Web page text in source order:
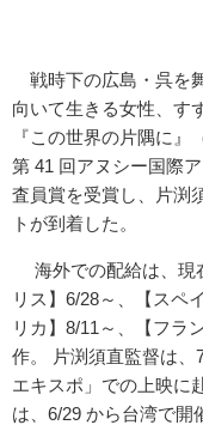
戦時下の広島・呉を
向いて生きる女性、す
『この世界の片隅に』
第 41 回アヌシー国際
査員賞を受賞し、片渕
トが到着した。
海外での配給は、現
リス】6/28～、【スペ
リカ】8/11～、【フラ
作。 片渕須直監督は、
エキスポ」での上映に
は、6/29 から台湾で開